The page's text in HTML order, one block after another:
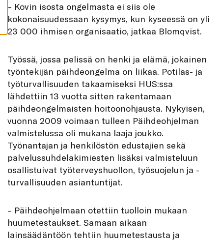
E– Kovin isosta ongelmasta ei siis ole
kokonaisuudessaan kysymys, kun kyseessä on yli
23 000 ihmisen organisaatio, jatkaa Blomqvist.
Työssä, jossa pelissä on henki ja elämä, jokainen
työntekijän päihdeongelma on liikaa. Potilas- ja
työturvallisuuden takaamiseksi HUS:ssa
lähdettiin 13 vuotta sitten rakentamaan
päihdeongelmaisten hoitoonohjausta. Nykyisen,
vuonna 2009 voimaan tulleen Päihdeohjelman
valmistelussa oli mukana laaja joukko.
Työnantajan ja henkilöstön edustajien sekä
palvelussuhdelakimiesten lisäksi valmisteluun
osallistuivat työterveyshuollon, työsuojelun ja -
turvallisuuden asiantuntijat.
– Päihdeohjelmaan otettiin tuolloin mukaan
huumetestaukset. Samaan aikaan
lainsäädäntöön tehtiin huumetestausta ja